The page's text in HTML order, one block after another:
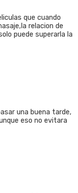
que cuando
relacion de
puede superarla la
una buena tarde,
eso no evitara